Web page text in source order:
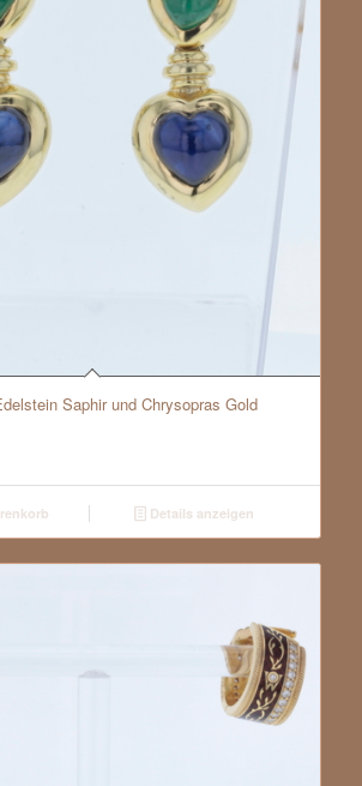
Saphir und Chrysopras Gold
Details anzeigen